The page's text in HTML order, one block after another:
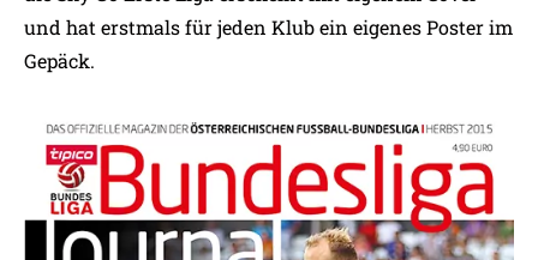
und hat erstmals für jeden Klub ein eigenes Poster im
Gepäck.